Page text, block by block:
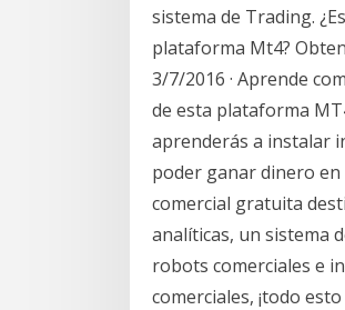
sistema de Trading.
plataforma Mt4?
3/7/2016 · Aprende
de esta plataforma
aprenderás a instalar
poder ganar dinero
comercial gratuita
analíticas, un sistema
robots comerciales e
comerciales, ¡todo